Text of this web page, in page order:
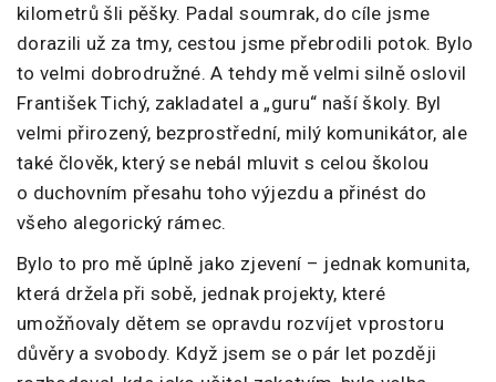
kilometrů šli pěšky. Padal soumrak, do cíle jsme
dorazili už za tmy, cestou jsme přebrodili potok. Bylo
to velmi dobrodružné. A tehdy mě velmi silně oslovil
František Tichý, zakladatel a „guru“ naší školy. Byl
velmi přirozený, bezprostřední, milý komunikátor, ale
také člověk, který se nebál mluvit s celou školou
o duchovním přesahu toho výjezdu a přinést do
všeho alegorický rámec.
Bylo to pro mě úplně jako zjevení – jednak komunita,
která držela při sobě, jednak projekty, které
umožňovaly dětem se opravdu rozvíjet v prostoru
důvěry a svobody. Když jsem se o pár let později